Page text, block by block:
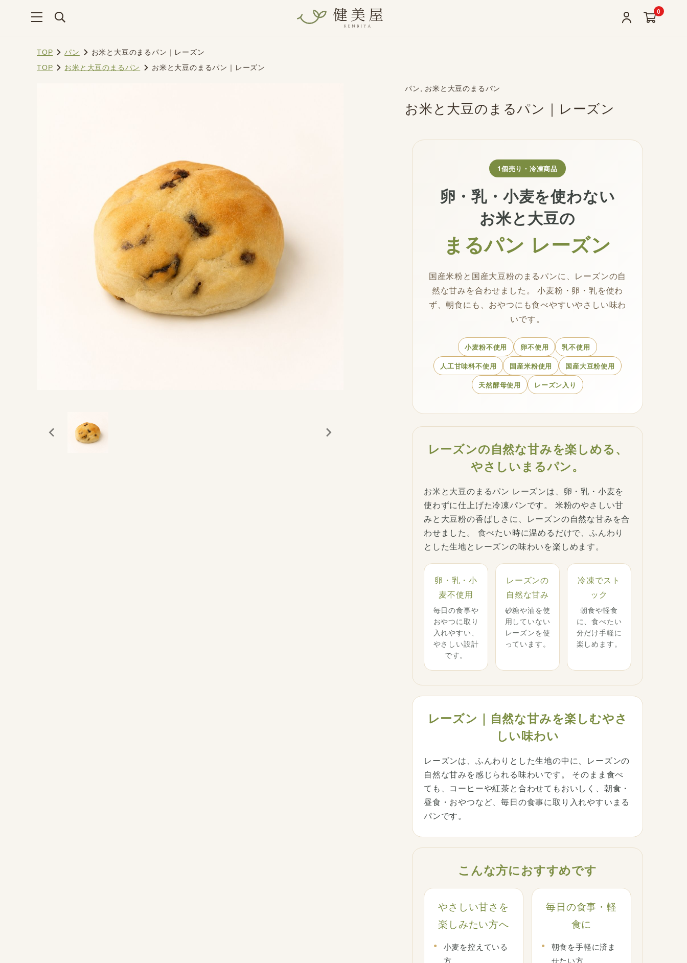
0
TOP パン
お米と大豆のまるパン｜レーズン
TOP
お米と大豆のまるパン お米と大豆のまるパン｜レーズン
パン, お米と大豆のまるパン
お米と大豆のまるパン｜レーズン
1個売り・冷凍商品
卵・乳・小麦を使わない
お米と大豆の
まるパン レーズン
国産米粉と国産大豆粉のまるパンに、レーズンの自
然な甘みを合わせました。 小麦粉・卵・乳を使わ
ず、朝食にも、おやつにも食べやすいやさしい味わ
いです。
小麦粉不使用 卵不使用
乳不使用
人工甘味料不使用
国産米粉使用
国産大豆粉使用
天然酵母使用
レーズン入り
レーズンの自然な甘みを楽しめる、
やさしいまるパン。
お米と大豆のまるパン レーズンは、卵・乳・小麦を
使わずに仕上げた冷凍パンです。 米粉のやさしい甘
みと大豆粉の香ばしさに、レーズンの自然な甘みを合
わせました。 食べたい時に温めるだけで、ふんわり
とした生地とレーズンの味わいを楽しめます。
卵・乳・小
麦不使用
毎日の食事や
おやつに取り
入れやすい、
やさしい設計
です。
レーズンの
自然な甘み
砂糖や油を使
用していない
レーズンを使
っています。
冷凍でスト
ック
朝食や軽食
に、食べたい
分だけ手軽に
楽しめます。
レーズン｜自然な甘みを楽しむやさ
しい味わい
レーズンは、ふんわりとした生地の中に、レーズンの
自然な甘みを感じられる味わいです。 そのまま食べ
ても、コーヒーや紅茶と合わせてもおいしく、朝食・
昼食・おやつなど、毎日の食事に取り入れやすいまる
パンです。
こんな方におすすめです
やさしい甘さを
楽しみたい方へ
小麦を控えている
方
毎日の食事・軽
食に
朝食を手軽に済ま
せたい方